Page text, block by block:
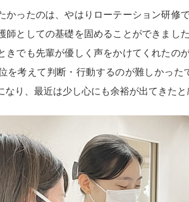
かったのは、やはりローテーション研修
師としての基礎を固めることができまし
きでも先輩が優しく声をかけてくれたの
を考えて判断・行動するのが難しかった
なり、最近は少し心にも余裕が出てきたと